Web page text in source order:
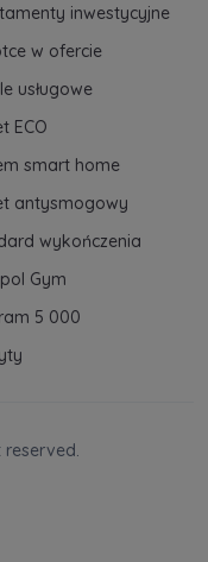
inwestycyjne
w ofercie
usługowe
ECO
smart home
antysmogowy
wykończenia
Gym
5 000
reserved.